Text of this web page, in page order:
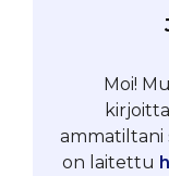
Moi!
ammatiltani
on laitettu